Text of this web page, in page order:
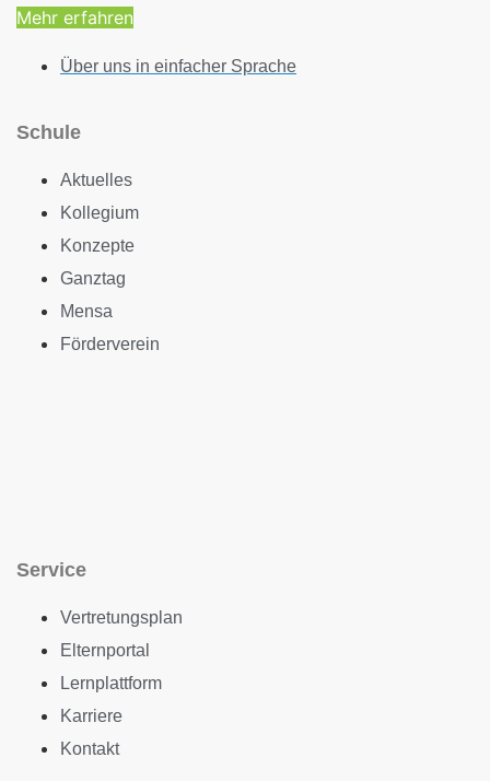
Mehr erfahren
Über uns in einfacher Sprache
Schule
Aktuelles
Kollegium
Konzepte
Ganztag
Mensa
Förderverein
Service
Vertretungsplan
Elternportal
Lernplattform
Karriere
Kontakt